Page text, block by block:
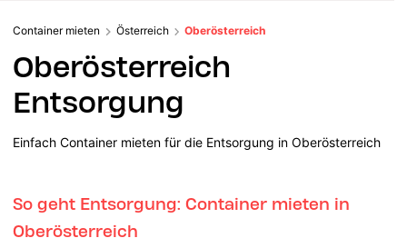
Container mieten Österreich Oberösterreich
Oberösterreich
Entsorgung
Einfach Container mieten für die Entsorgung in Oberösterreich
So geht Entsorgung: Container mieten in
Oberösterreich